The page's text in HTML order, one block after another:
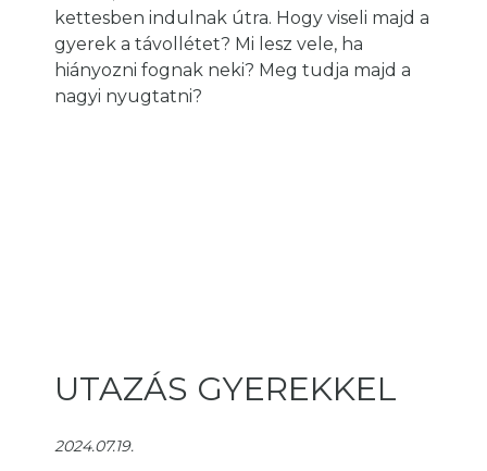
kettesben indulnak útra. Hogy viseli majd a
gyerek a távollétet? Mi lesz vele, ha
hiányozni fognak neki? Meg tudja majd a
nagyi nyugtatni?
UTAZÁS GYEREKKEL
2024.07.19.